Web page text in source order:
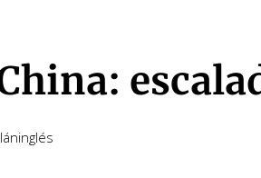
China:
inglés